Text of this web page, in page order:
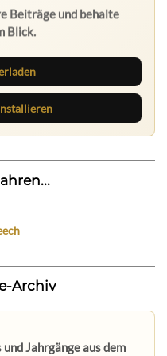
Beiträge und behalte
Blick.
Archiv
Jahrgänge aus dem